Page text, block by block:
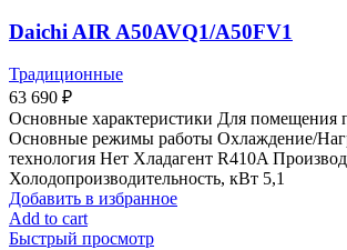
Daichi AIR A50AVQ1/A50FV1
Традиционные
63 690 ₽
Основные характеристики Для помещения
Основные режимы работы Охлаждение/
технология Нет Хладагент R410A
Холодопроизводительность, кВт 5,1
Добавить в избранное
Add to cart
Быстрый просмотр